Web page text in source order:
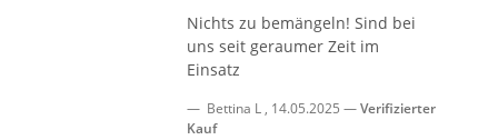
Nichts zu bemängeln! Sind bei
uns seit geraumer Zeit im
Einsatz
Bettina L , 14.05.2025
Verifizierter
Kauf